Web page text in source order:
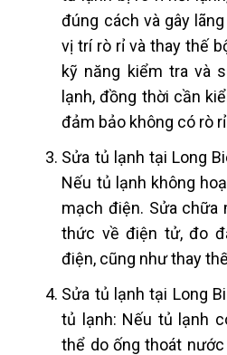
đúng cách và gây
vị trí rò rỉ và thay thế
kỹ năng kiểm tra và
lạnh, đồng thời cần
đảm bảo không có rò
Sửa tủ lạnh tại Long
Nếu tủ lạnh không
mạch điện. Sửa chữa
thức về điện tử, đo
điện, cũng như thay
Sửa tủ lạnh tại Long
tủ lạnh: Nếu tủ lạnh
thể do ống thoát